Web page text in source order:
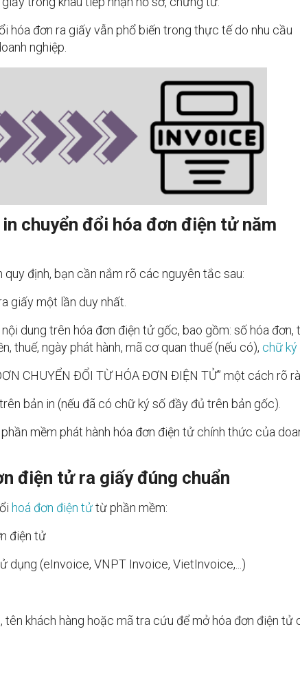
hóa đơn ra giấy vẫn phổ biến trong thực tế do nhu cầu
nghiệp.
chuyển đổi hóa đơn điện tử năm
định, bạn cần nắm rõ các nguyên tắc sau:
giấy một lần duy nhất.
dung trên hóa đơn điện tử gốc, bao gồm: số hóa đơn,
thuế, ngày phát hành, mã cơ quan thuế (nếu có), chữ ký
CHUYỂN ĐỔI TỪ HÓA ĐƠN ĐIỆN TỬ” một cách rõ
bản in (nếu đã có chữ ký số đầy đủ trên bản gốc).
mềm phát hành hóa đơn điện tử chính thức của
điện tử ra giấy đúng chuẩn
hoá đơn điện tửtừ phần mềm:
điện tử
dụng (eInvoice, VNPT Invoice, VietInvoice,...)
khách hàng hoặc mã tra cứu để mở hóa đơn điện tử